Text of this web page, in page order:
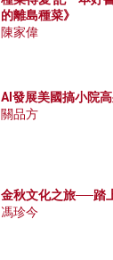
的離島種菜》
陳家偉
AI發展美國搞小院
關品方
金秋文化之旅──踏
馮珍今